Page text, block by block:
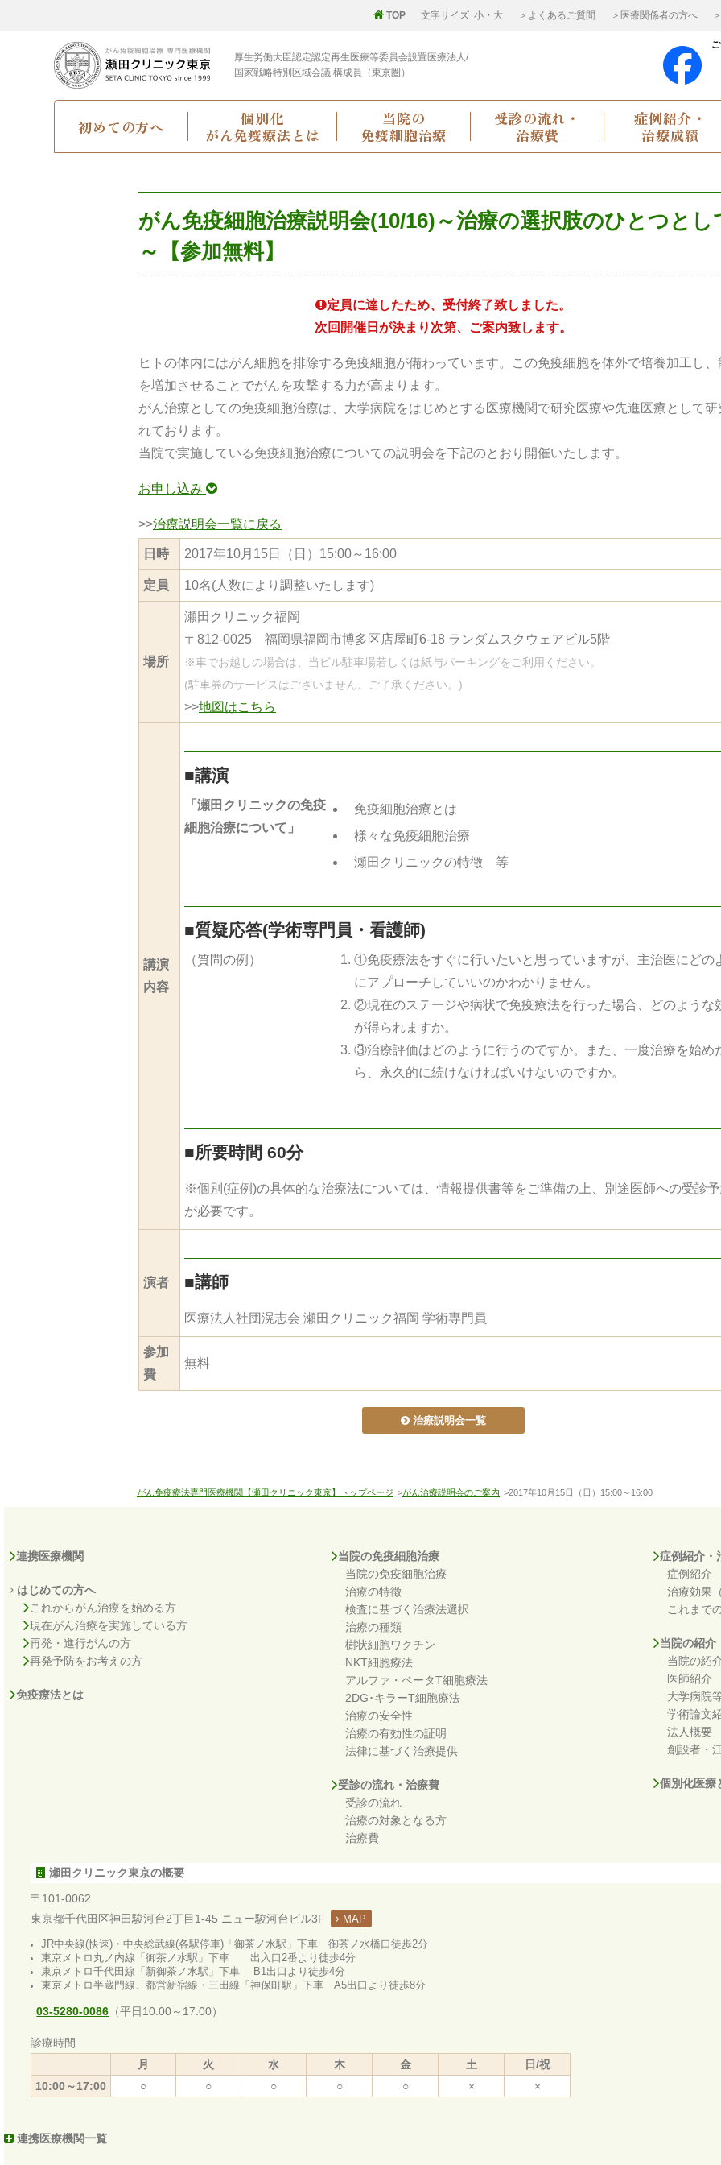
TOP 文字サイズ 小 ・ 大 ＞よくあるご質問 ＞医療関係者の方へ
厚生労働大臣認定認定再生医療等委員会設置医療法人/
国家戦略特別区域会議 構成員（東京圏）
初めての方へ
個別化
がん免疫療法とは
当院の
免疫細胞治療
受診の流れ・
治療費
症例紹介・
治療成績
がん免疫細胞治療説明会(10/16)～治療の選択肢のひとつとし
～【参加無料】
定員に達したため、受付終了致しました。
次回開催日が決まり次第、ご案内致します。
ヒトの体内にはがん細胞を排除する免疫細胞が備わっています。この免疫細胞を体外で培養加工し、
を増加させることでがんを攻撃する力が高まります。
がん治療としての免疫細胞治療は、大学病院をはじめとする医療機関で研究医療や先進医療として研
れております。
当院で実施している免疫細胞治療についての説明会を下記のとおり開催いたします。
お申し込み
>>治療説明会一覧に戻る
日時 2017年10月15日（日）15:00～16:00
定員 10名(人数により調整いたします)
場所
瀬田クリニック福岡
〒812-0025 福岡県福岡市博多区店屋町6-18 ランダムスクウェアビル5階
※車でお越しの場合は、当ビル駐車場若しくは紙与パーキングをご利用ください。
(駐車券のサービスはございません。ご了承ください。)
>>地図はこちら
講演
内容
■講演
「瀬田クリニックの免疫
細胞治療について」
免疫細胞治療とは
様々な免疫細胞治療
瀬田クリニックの特徴 等
■質疑応答(学術専門員・看護師)
（質問の例）
①免疫療法をすぐに行いたいと思っていますが、主治医にどの
にアプローチしていいのかわかりません。
②現在のステージや病状で免疫療法を行った場合、どのような
が得られますか。
③治療評価はどのように行うのですか。また、一度治療を始め
ら、永久的に続けなければいけないのですか。
■所要時間 60分
※個別(症例)の具体的な治療法については、情報提供書等をご準備の上、別途医師への受診
が必要です。
演者 ■講師
医療法人社団滉志会 瀬田クリニック福岡 学術専門員
参加
費
無料
治療説明会一覧
がん免疫療法専門医療機関【瀬田クリニック東京】トップページ >がん治療説明会のご案内 >2017年10月15日（日）15:00～16:00
連携医療機関
はじめての方へ
これからがん治療を始める方
現在がん治療を実施している方
再発・進行がんの方
再発予防をお考えの方
免疫療法とは
当院の免疫細胞治療
当院の免疫細胞治療
治療の特徴
検査に基づく治療法選択
治療の種類
樹状細胞ワクチン
NKT細胞療法
アルファ・ベータT細胞療法
2DG･キラーT細胞療法
治療の安全性
治療の有効性の証明
法律に基づく治療提供
受診の流れ・治療費
受診の流れ
治療の対象となる方
治療費
症例紹介・
症例紹介
治療効果
これまで
当院の紹介
当院の紹
医師紹介
大学病院
学術論文
法人概要
創設者・
個別化医療
瀬田クリニック東京の概要
〒101-0062
東京都千代田区神田駿河台2丁目1-45 ニュー駿河台ビル3F
MAP
JR中央線(快速)・中央総武線(各駅停車)「御茶ノ水駅」下車 御茶ノ水橋口徒歩2分
東京メトロ丸ノ内線「御茶ノ水駅」下車 出入口2番より徒歩4分
東京メトロ千代田線「新御茶ノ水駅」下車 B1出口より徒歩4分
東京メトロ半蔵門線、都営新宿線・三田線「神保町駅」下車 A5出口より徒歩8分
03-5280-0086 （平日10:00～17:00）
診療時間
月
火 水 木 金 土
日/祝
10:00～17:00
○ ○ ○ ○ ○ × ×
連携医療機関一覧